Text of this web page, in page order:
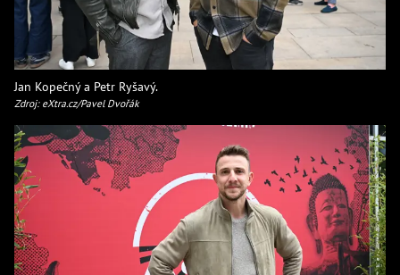
Jan Kopečný a Petr Ryšavý.
Zdroj: eXtra.cz/Pavel Dvořák